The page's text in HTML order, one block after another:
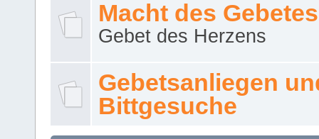
Macht des Gebetes
Gebet des Herzens
Gebetsanliegen
Bittgesuche